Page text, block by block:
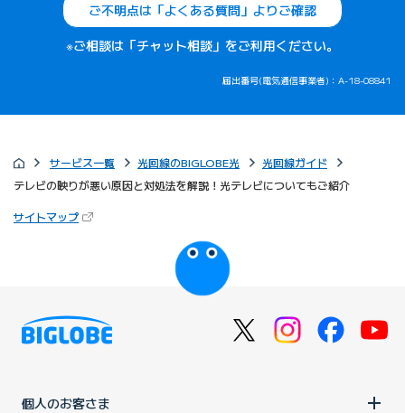
ご不明点は「よくある質問」よりご確認
※ご相談は「チャット相談」をご利用ください。
届出番号(電気通信事業者)：A-18-08841
サービス一覧 光回線のBIGLOBE光
光回線ガイド
テレビの映りが悪い原因と対処法を解説！光テレビについてもご紹介
サイトマップ（新しいタブで開きます）
びっぷるのページ
個人のお客さま